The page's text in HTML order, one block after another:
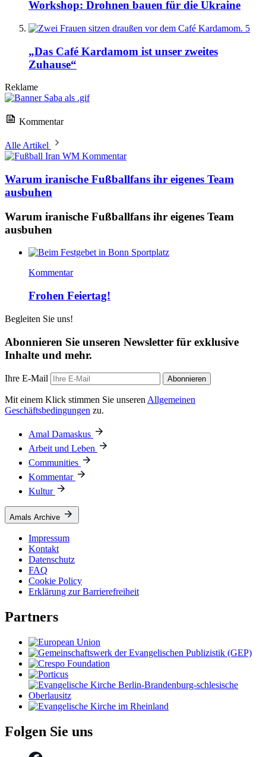
Workshop: Drohnen bauen für die Ukraine
5
„Das Café Kardamom ist unser zweites
Zuhause“
Reklame
Kommentar
Alle Artikel
Kommentar
Warum iranische Fußballfans ihr eigenes Team
ausbuhen
Warum iranische Fußballfans ihr eigenes Team
ausbuhen
Kommentar
Frohen Feiertag!
Begleiten Sie uns!
Abonnieren Sie unseren Newsletter für exklusive
Inhalte und mehr.
Ihre E-Mail Abonnieren
Mit einem Klick stimmen Sie unseren Allgemeinen
Geschäftsbedingungen zu.
Amal Damaskus
Arbeit und Leben
Communities
Kommentar
Kultur
Amals Archive
Impressum
Kontakt
Datenschutz
FAQ
Cookie Policy
Erklärung zur Barrierefreiheit
Partners
Folgen Sie uns